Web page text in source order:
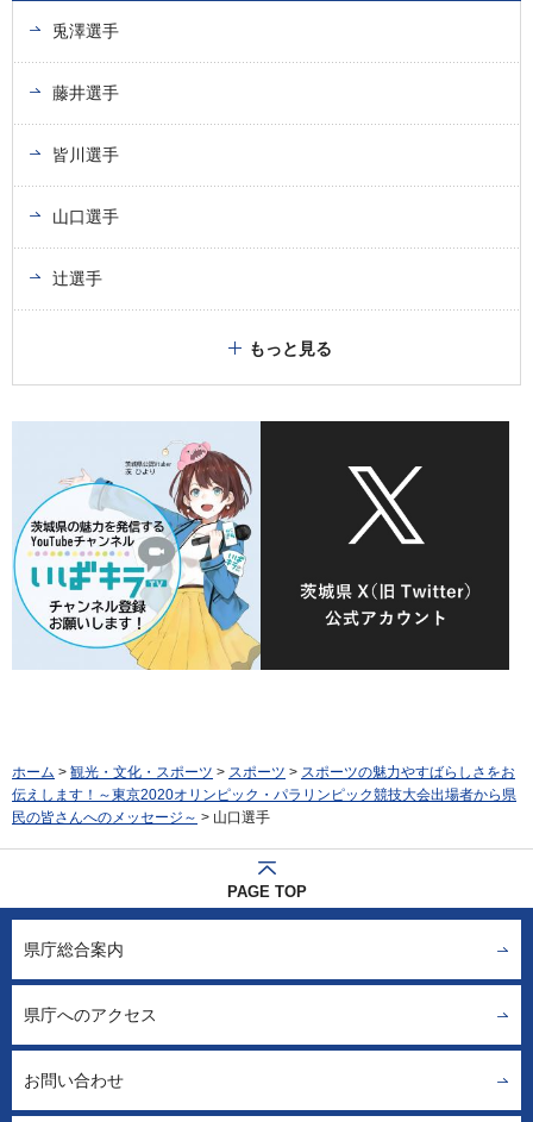
兎澤選手
藤井選手
皆川選手
山口選手
辻選手
もっと見る
ホーム > 観光・文化・スポーツ > スポーツ > スポーツの魅力やすばらしさをお
伝えします！～東京2020オリンピック・パラリンピック競技大会出場者から県
民の皆さんへのメッセージ～ > 山口選手
PAGE TOP
県庁総合案内
県庁へのアクセス
お問い合わせ